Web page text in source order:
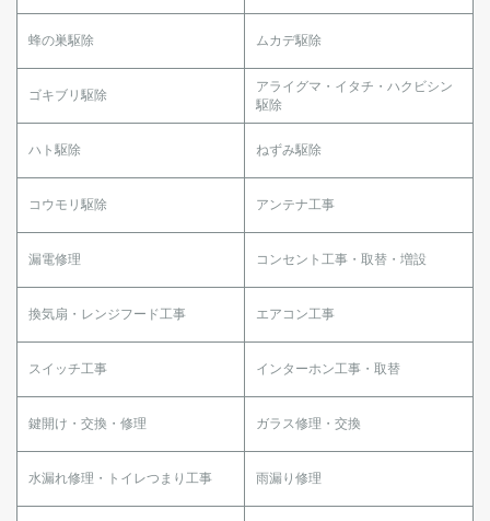
蜂の巣駆除 ムカデ駆除
ゴキブリ駆除
アライグマ・イタチ・ハクビシン
駆除
ハト駆除 ねずみ駆除
コウモリ駆除 アンテナ工事
漏電修理 コンセント工事・取替・増設
換気扇・レンジフード工事 エアコン工事
スイッチ工事 インターホン工事・取替
鍵開け・交換・修理 ガラス修理・交換
水漏れ修理・トイレつまり工事 雨漏り修理